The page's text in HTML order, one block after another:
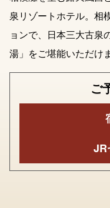
泉リゾートホテル。相
ョンで、日本三大古泉
湯」をご堪能いただけ
ご
JR